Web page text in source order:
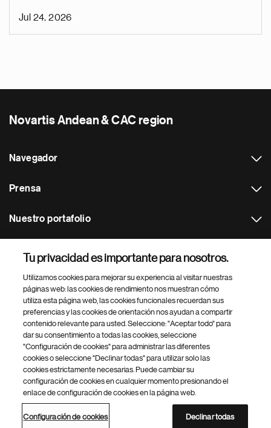
Jul 24, 2026
Novartis Andean & CAC region
Navegador
Prensa
Nuestro portafolio
Footer Site Search
inferior
del
© 2026 Novartis AG
Política de privacidad Términos de uso
Accesibilidad
Configuración de cookies
Mapa del sitio
Tu privacidad es importante para nosotros.
Utilizamos cookies para mejorar su experiencia al visitar nuestras
páginas web: las cookies de rendimiento nos muestran cómo
utiliza esta página web, las cookies funcionales recuerdan sus
preferencias y las cookies de orientación nos ayudan a compartir
contenido relevante para usted. Seleccione: "Aceptar todo" para
dar su consentimiento a todas las cookies, seleccione
"Configuración de cookies" para administrar las diferentes
cookies o seleccione "Declinar todas" para utilizar solo las
cookies estrictamente necesarias. Puede cambiar su
configuración de cookies en cualquier momento presionando el
enlace de configuración de cookies en la página web.
Configuración de cookies Declinar todas